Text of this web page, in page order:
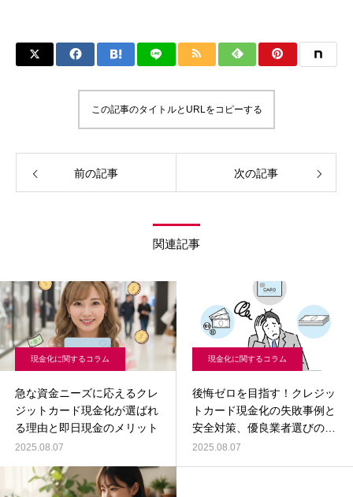
この記事のタイトルとURLをコピーする
前の記事 次の記事
関連記事
現金化に関するコラム
急な資金ニーズに応えるクレ
ジットカード現金化が選ばれ
る理由と即日現金のメリット
2025.08.07
現金化に関するコラム
後悔ゼロを目指す！クレジッ
トカード現金化の失敗事例と
安全対策、優良業者選びの鉄
則
2025.08.07